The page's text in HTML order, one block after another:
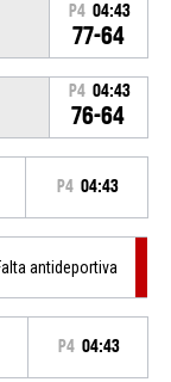
P4 04:43
77-64
P4 04:43
76-64
P4 04:43
antideportiva
P4 04:43